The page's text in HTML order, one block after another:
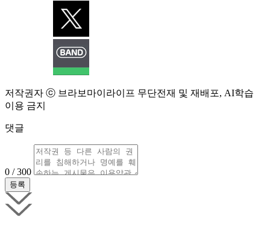
저작권자 ⓒ 브라보마이라이프 무단전재 및 재배포, AI학습
이용 금지
댓글
0 / 300